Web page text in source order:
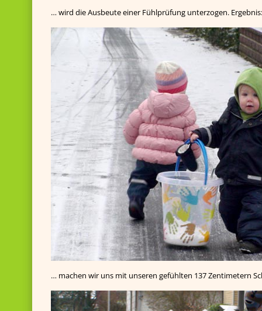
… wird die Ausbeute einer Fühlprüfung unterzogen.
… machen wir uns mit unseren gefühlten 137 Zentimetern